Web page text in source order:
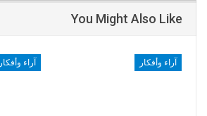
You Might Also Like
آراء وأفكار آراء وأفكار